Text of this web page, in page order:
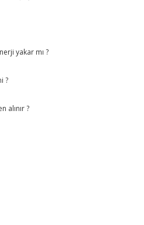
yakar mı ?
?
alınır ?